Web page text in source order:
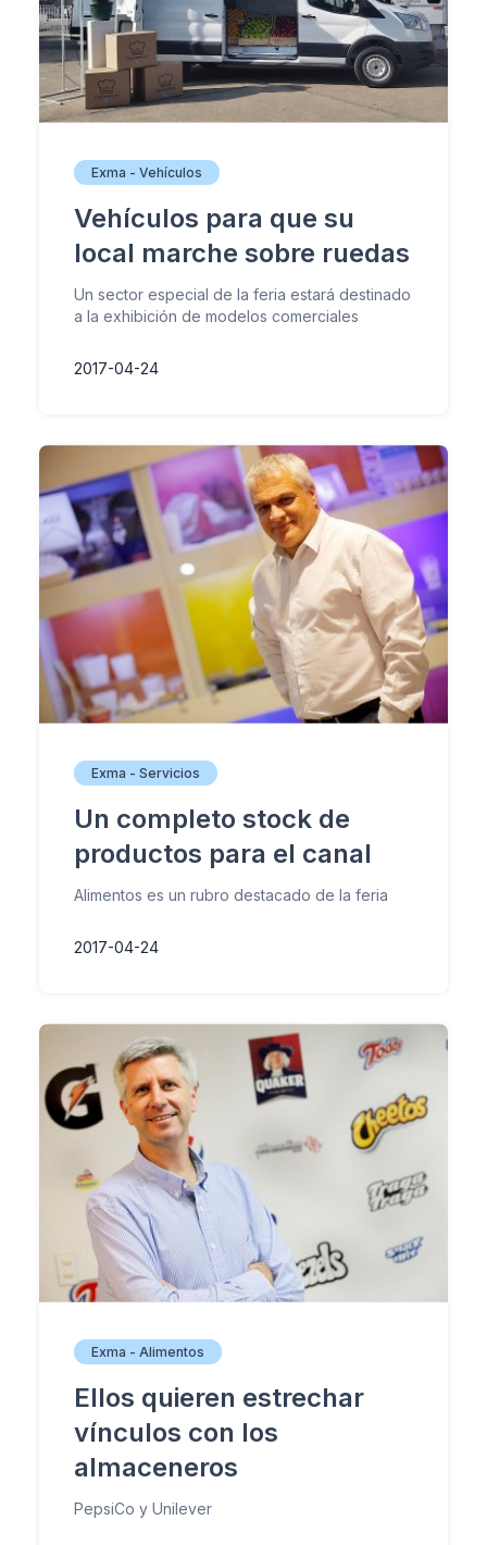
Exma - Vehículos
Vehículos para que su
local marche sobre ruedas
Un sector especial de la feria estará destinado
a la exhibición de modelos comerciales
2017-04-24
Exma - Servicios
Un completo stock de
productos para el canal
Alimentos es un rubro destacado de la feria
2017-04-24
Exma - Alimentos
Ellos quieren estrechar
vínculos con los
almaceneros
PepsiCo y Unilever